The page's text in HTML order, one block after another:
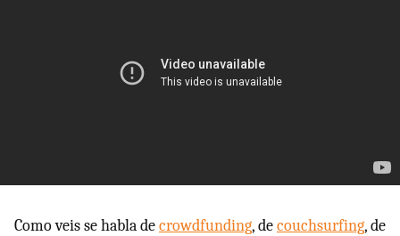
Como veis se habla decrowdfunding, decouchsurfing, de